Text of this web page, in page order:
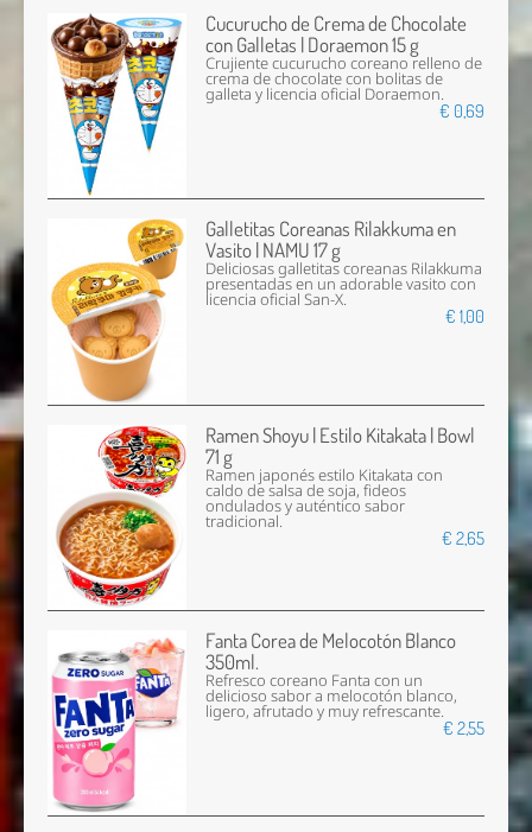
Cucurucho de Crema de Chocolate
con Galletas | Doraemon 15 g
Crujiente cucurucho coreano relleno de
crema de chocolate con bolitas de
galleta y licencia oficial Doraemon.
€ 0,69
Galletitas Coreanas Rilakkuma en
Vasito | NAMU 17 g
Deliciosas galletitas coreanas Rilakkuma
presentadas en un adorable vasito con
licencia oficial San-X.
€ 1,00
Ramen Shoyu | Estilo Kitakata | Bowl
71 g
Ramen japonés estilo Kitakata con
caldo de salsa de soja, fideos
ondulados y auténtico sabor
tradicional.
€ 2,65
Fanta Corea de Melocotón Blanco
350ml.
Refresco coreano Fanta con un
delicioso sabor a melocotón blanco,
ligero, afrutado y muy refrescante.
€ 2,55